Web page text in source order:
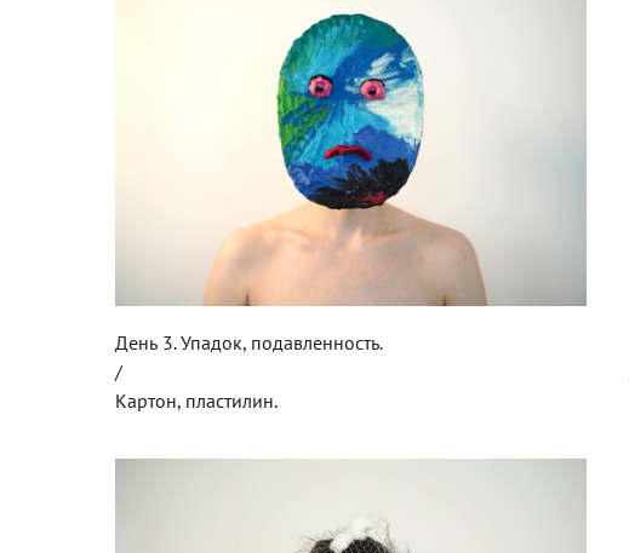
День 3. Упадок, подавленность.
/
Картон, пластилин.